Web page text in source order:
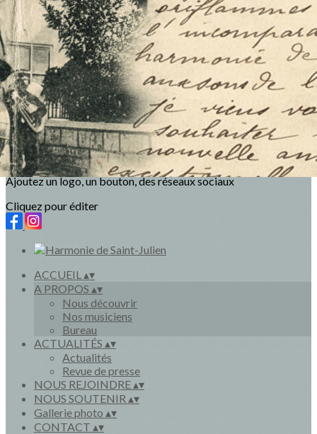
Exporter les lignes sélectionnées
Exporter toutes les colonnes
Exporter uniquement les colonnes affichées
Menu
<
>
Nous découvrir
Nos musiciens
Bureau
Ajoutez un logo, un bouton, des réseaux sociaux
Cliquez pour éditer
ACCUEIL▴▾
A PROPOS ▴▾
Nous découvrir
Nos musiciens
Bureau
ACTUALITÉS ▴▾
Actualités
Revue de presse
NOUS REJOINDRE▴▾
NOUS SOUTENIR ▴▾
Gallerie photo ▴▾
CONTACT ▴▾